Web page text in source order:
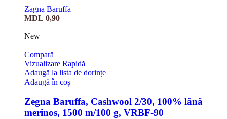
Zagna Baruffa
MDL 0,90
New
Compară
Vizualizare Rapidă
Adaugă la lista de dorințe
Adaugă în coș
Zegna Baruffa, Cashwool 2/30, 100% lână
merinos, 1500 m/100 g, VRBF-90